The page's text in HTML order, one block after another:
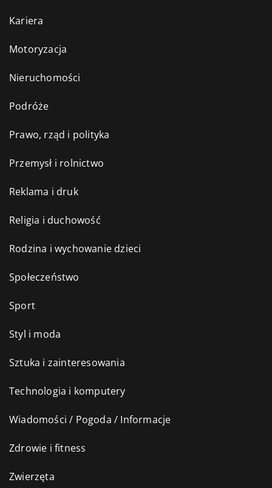
Kariera
Motoryzacja
Nieruchomości
Podróże
Prawo, rząd i polityka
Przemysł i rolnictwo
Reklama i druk
Religia i duchowość
Rodzina i wychowanie dzieci
Społeczeństwo
Sport
Styl i moda
Sztuka i zainteresowania
Technologia i komputery
Wiadomości / Pogoda / Informacje
Zdrowie i fitness
Zwierzęta